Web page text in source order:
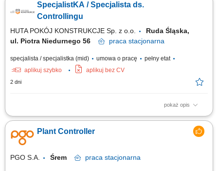
zgromadzoną dokumentacją, a stanem raportowanym; Przygotowanie
analiz, zestawień oraz prezentacji, dotyczących finansów kontraktów
SpecjalistKA / Specjalista ds.
Controllingu
HUTA POKÓJ KONSTRUKCJE Sp. z o.o.
Ruda Śląska,
ul. Piotra Niedurnego 56
praca stacjonarna
specjalista / specjalistka (mid) umowa o pracę
pełny etat
aplikuj szybko
aplikuj bez CV
2 dni
pokaż opis
Zadania: Opracowywanie strategii, prognoz finansowych i studiów
wykonalności; Śledzenie wskaźników biznesowych oraz ocena kondycji
finansowej firmy; Udział w miesięcznych zamknięciach finansowych i
analizie kontraktów; Przygotowywanie zestawień i raportów dla Zarządu
Plant Controller
PGO S.A. Śrem praca stacjonarna